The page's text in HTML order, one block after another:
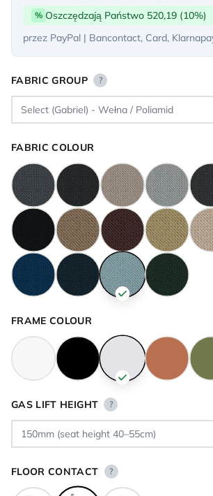
% Oszczędzają Państwo 520,19 (10%)
przez PayPal | Bancontact, Card,
FABRIC GROUP ?
FABRIC COLOUR
FRAME COLOUR
GAS LIFT HEIGHT ?
FLOOR CONTACT ?